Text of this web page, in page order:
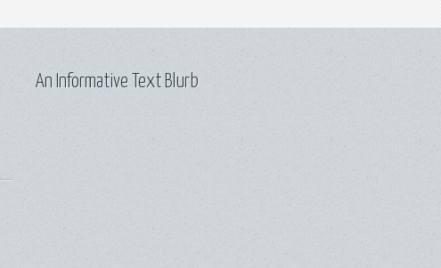
An Informative Text Blurb